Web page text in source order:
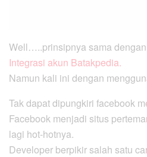
Well…..prinsipnya sama dengan
Integrasi akun Batakpedia.
Namun kali ini dengan
Tak dapat dipungkiri facebook
Facebook menjadi situs
lagi hot-hotnya.
Developer berpikir salah satu